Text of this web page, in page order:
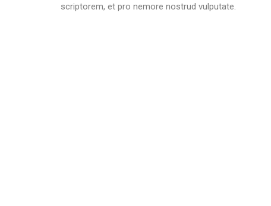
scriptorem, et pro nemore nostrud vulputate.